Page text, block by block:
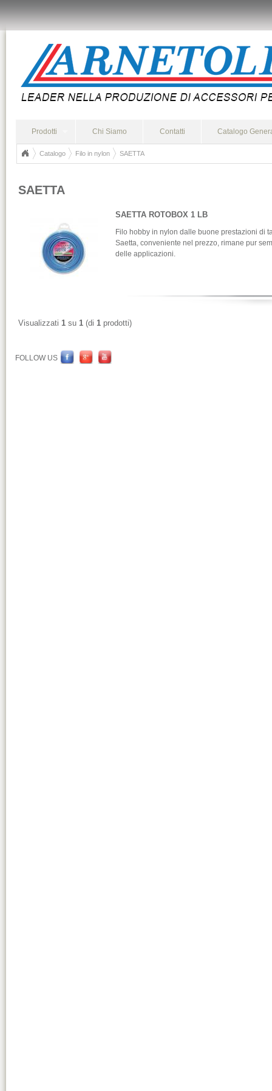
Prodotti Chi Siamo Contatti Catalogo
Catalogo Filo in nylon SAETTA
SAETTA
SAETTA ROTOBOX 1 LB
Filo hobby in nylon dalle buone prestazioni di
Saetta, conveniente nel prezzo, rimane pur
delle applicazioni.
Visualizzati 1 su 1 (di 1 prodotti)
FOLLOW US